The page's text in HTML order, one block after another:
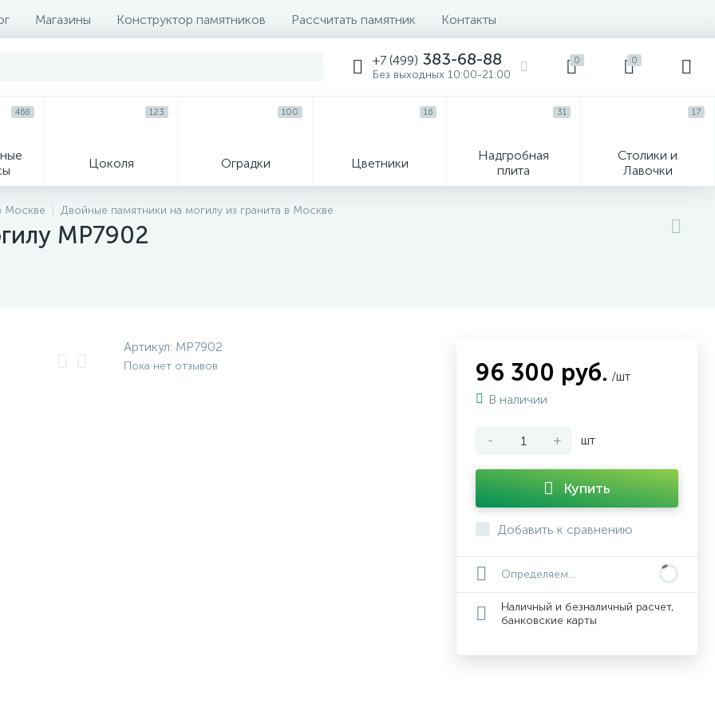
Магазины Конструктор памятников Рассчитать памятник Контакты
+7 (499) 383-68-88
Без выходных 10:00-21:00
0 0
468
Цоколя
123
Оградки
100
Цветники
16
Надгробная
плита
31
Столики и
Лавочки
17
кресты
Москве Двойные памятники на могилу из гранита в Москве
MP7902
Артикул: MP7902
Пока нет отзывов 96 300 руб. /шт
В наличии
- + шт
Купить
Добавить к сравнению
Определяем...
Наличный и безналичный расчет,
банковские карты